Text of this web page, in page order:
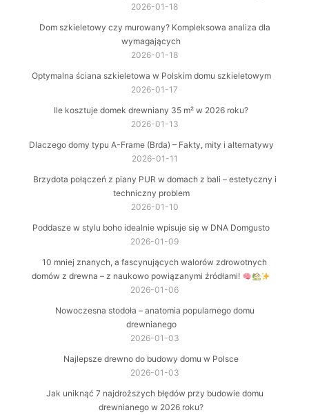
2026-01-18
Dom szkieletowy czy murowany? Kompleksowa analiza dla
wymagających
2026-01-18
Optymalna ściana szkieletowa w Polskim domu szkieletowym
2026-01-17
Ile kosztuje domek drewniany 35 m² w 2026 roku?
2026-01-13
Dlaczego domy typu A-Frame (Brda) – Fakty, mity i alternatywy
2026-01-11
Brzydota połączeń z piany PUR w domach z bali – estetyczny i
techniczny problem
2026-01-10
Poddasze w stylu boho idealnie wpisuje się w DNA Domgusto
2026-01-09
10 mniej znanych, a fascynujących walorów zdrowotnych
domów z drewna – z naukowo powiązanymi źródłami!
2026-01-06
Nowoczesna stodoła – anatomia popularnego domu
drewnianego
2026-01-03
Najlepsze drewno do budowy domu w Polsce
2026-01-03
Jak uniknąć 7 najdroższych błędów przy budowie domu
drewnianego w 2026 roku?